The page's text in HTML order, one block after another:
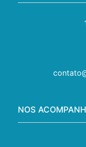
NOS